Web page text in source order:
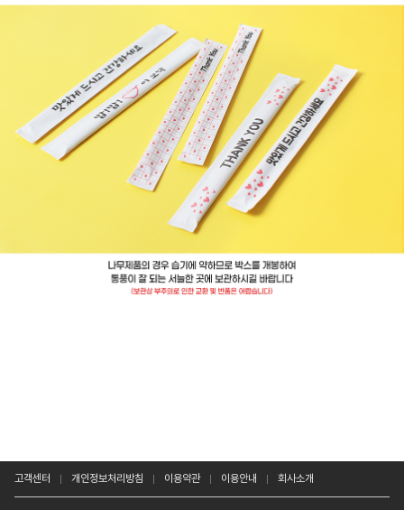
고객센터 개인정보처리방침 이용약관 이용안내 회사소개